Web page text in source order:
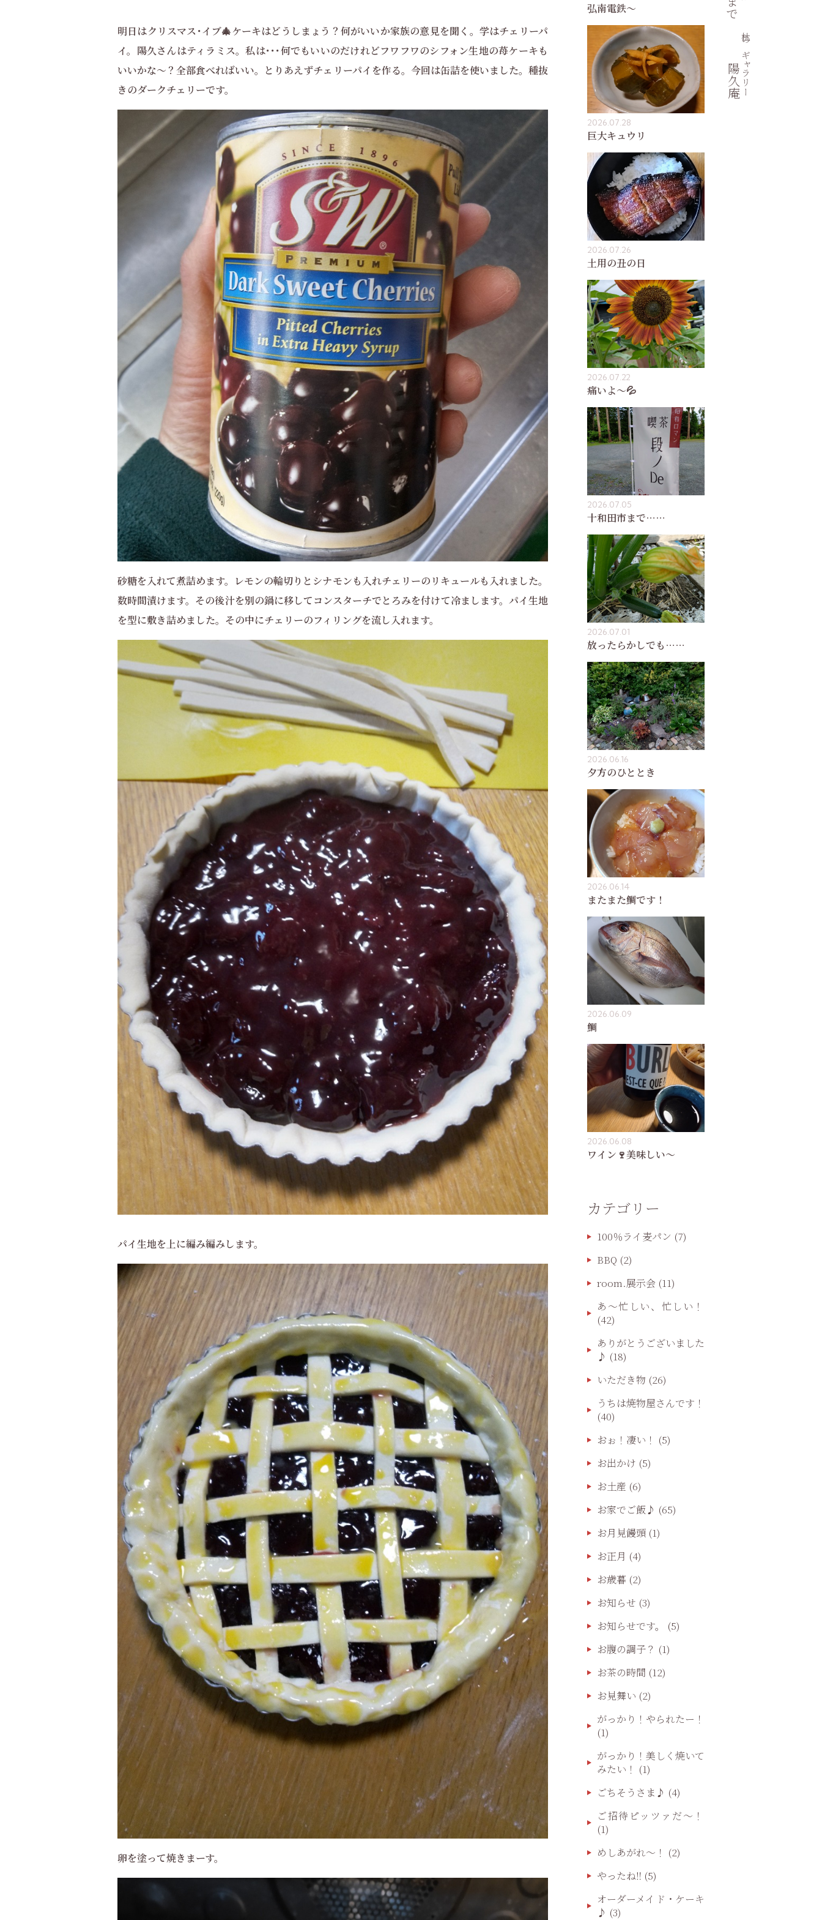
杜のギャラリー
陽久庵
明日はクリスマス･イブ🎄ケーキはどうしまょう？何がいいか家族の意見を聞く。学はチェリーパ
イ。陽久さんはティラミス。私は･･･何でもいいのだけれどフワフワのシフォン生地の苺ケーキも
いいかな～？全部食べればいい。とりあえずチェリーパイを作る。今回は缶詰を使いました。種抜
きのダークチェリーです。
砂糖を入れて煮詰めます。レモンの輪切りとシナモンも入れチェリーのリキュールも入れました。
数時間漬けます。その後汁を別の鍋に移してコンスターチでとろみを付けて冷まします。パイ生地
を型に敷き詰めました。その中にチェリーのフィリングを流し入れます。
パイ生地を上に編み編みします。
卵を塗って焼きまーす。
弘南電鉄〜
2026.07.28
巨大キュウリ
2026.07.26
土用の丑の日
2026.07.22
痛いよ〜💦
2026.07.05
十和田市まで……
2026.07.01
放ったらかしでも……
2026.06.16
夕方のひととき
2026.06.14
またまた鯛です！
2026.06.09
鯛
2026.06.08
ワイン🍷美味しい〜
カテゴリー
100％ライ麦パン (7)
BBQ (2)
room.展示会 (11)
あ〜忙しい、忙しい！
(42)
ありがとうございました
♪ (18)
いただき物 (26)
うちは焼物屋さんです！
(40)
おぉ！凄い！ (5)
お出かけ (5)
お土産 (6)
お家でご飯♪ (65)
お月見饅頭 (1)
お正月 (4)
お歳暮 (2)
お知らせ (3)
お知らせです。
(5)
お腹の調子？ (1)
お茶の時間 (12)
お見舞い (2)
がっかり！やられたー！
(1)
がっかり！美しく焼いて
みたい！ (1)
ごちそうさま♪ (4)
ご招待ピッツァだ〜！
(1)
めしあがれ～！ (2)
やったね‼️ (5)
オーダーメイド・ケーキ
♪ (3)